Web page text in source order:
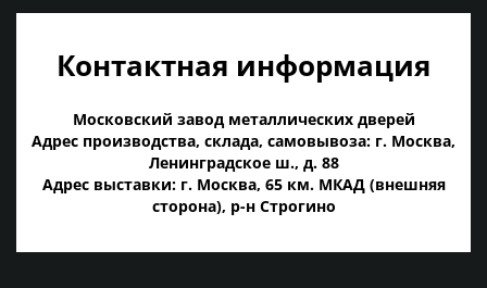
Контактная информация
Московский завод металлических дверей
Адрес производства, склада, самовывоза: г. Москва,
Ленинградское ш., д. 88
Адрес выставки: г. Москва, 65 км. МКАД (внешняя
сторона), р-н Строгино